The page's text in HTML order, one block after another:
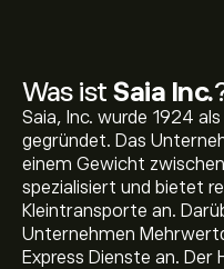
Was ist Saia Inc.
Saia, Inc. wurde 1924
gegründet. Das
einem Gewicht
spezialisiert und bietet
Kleintransporte an.
Unternehmen
Express Dienste an.